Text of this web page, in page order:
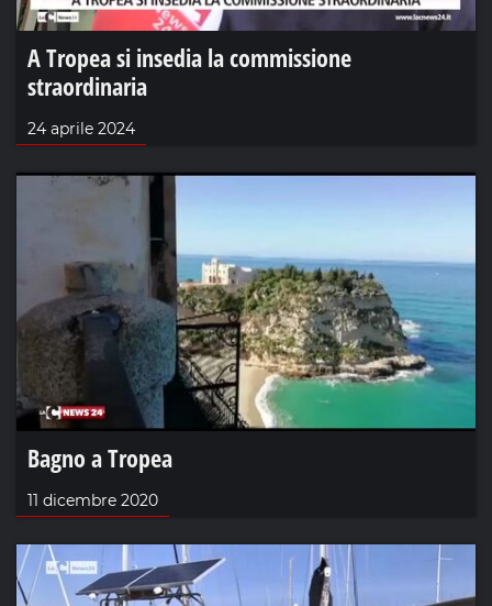
A Tropea si insedia la commissione
straordinaria
24 aprile 2024
Bagno a Tropea
11 dicembre 2020